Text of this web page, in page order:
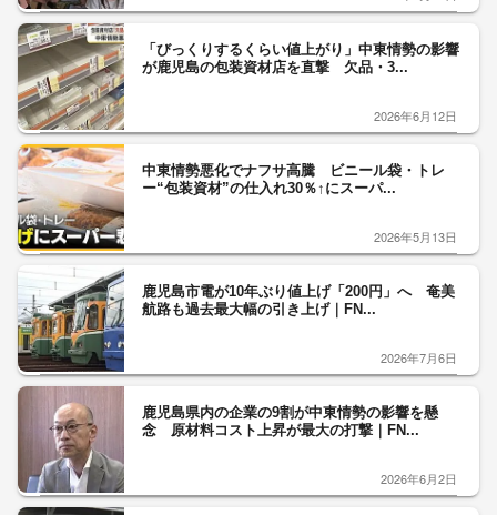
「びっくりするくらい値上がり」中東情勢の影響
が鹿児島の包装資材店を直撃 欠品・3...
2026年6月12日
中東情勢悪化でナフサ高騰 ビニール袋・トレ
ー“包装資材”の仕入れ30％↑にスーパ...
2026年5月13日
鹿児島市電が10年ぶり値上げ「200円」へ 奄美
航路も過去最大幅の引き上げ｜FN...
2026年7月6日
鹿児島県内の企業の9割が中東情勢の影響を懸
念 原材料コスト上昇が最大の打撃｜FN...
2026年6月2日